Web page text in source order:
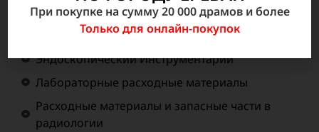
Инструментальные наборы и отдельные
инструменты
Эндоскопический Инструментарий
Лабораторные расходные материалы
Расходные материалы и запасные части в
радиологии
При покупке на сумму 20 000 драмов и более
Только для онлайн-покупок